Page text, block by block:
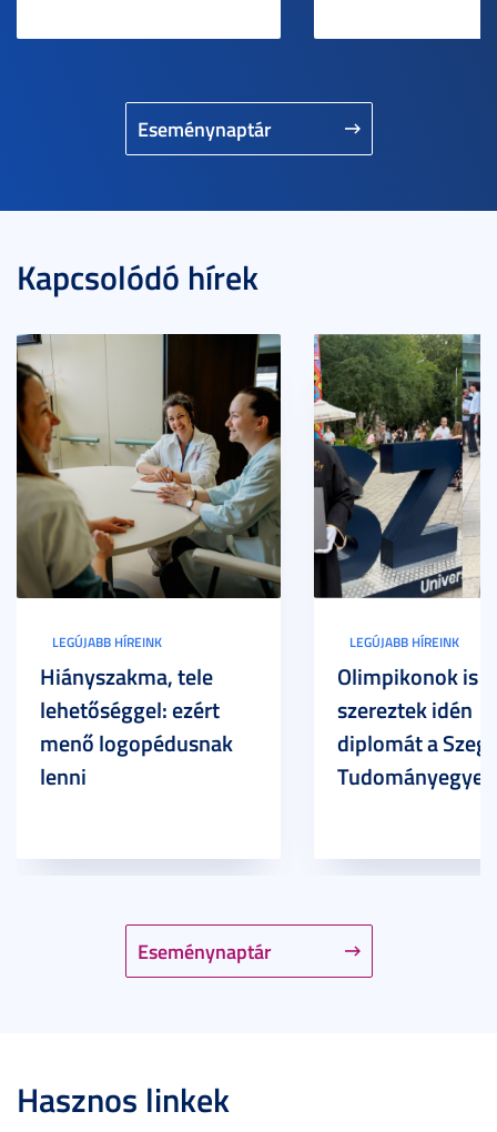
Eseménynaptár
Kapcsolódó hírek
Eseménynaptár
LEGÚJABB HÍREINK
Hiányszakma, tele
lehetőséggel: ezért
menő logopédusnak
lenni
LEGÚJABB HÍREINK
Olimpikonok is
szereztek idén
diplomát a
Hasznos linkek